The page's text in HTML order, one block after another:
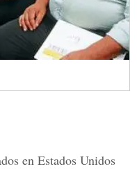
en Estados Unidos